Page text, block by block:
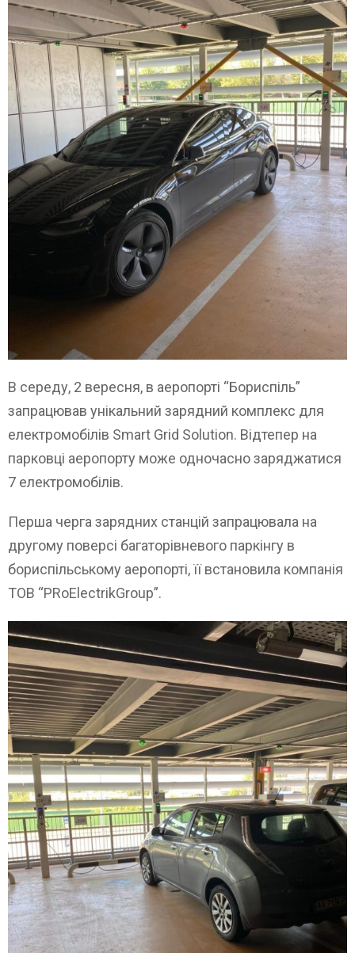
В середу, 2 вересня, в аеропорті “Бориспіль”
запрацював унікальний зарядний комплекс для
електромобілів Smart Grid Solution. Відтепер на
парковці аеропорту може одночасно заряджатися
7 електромобілів.
Перша черга зарядних станцій запрацювала на
другому поверсі багаторівневого паркінгу в
бориспільському аеропорті, її встановила компанія
ТОВ “PRoElectrikGroup”.